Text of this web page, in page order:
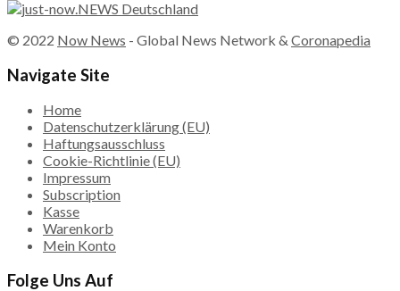
© 2022 Now News - Global News Network & Coronapedia
Navigate Site
Home
Datenschutzerklärung (EU)
Haftungsausschluss
Cookie-Richtlinie (EU)
Impressum
Subscription
Kasse
Warenkorb
Mein Konto
Folge Uns Auf